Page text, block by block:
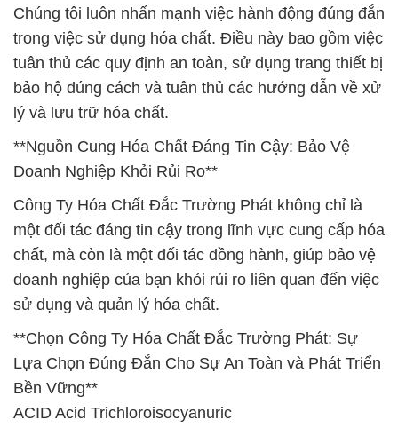
Chúng tôi luôn nhấn mạnh việc hành động đúng đắn
trong việc sử dụng hóa chất. Điều này bao gồm việc
tuân thủ các quy định an toàn, sử dụng trang thiết bị
bảo hộ đúng cách và tuân thủ các hướng dẫn về xử
lý và lưu trữ hóa chất.
**Nguồn Cung Hóa Chất Đáng Tin Cậy: Bảo Vệ
Doanh Nghiệp Khỏi Rủi Ro**
Công Ty Hóa Chất Đắc Trường Phát không chỉ là
một đối tác đáng tin cậy trong lĩnh vực cung cấp hóa
chất, mà còn là một đối tác đồng hành, giúp bảo vệ
doanh nghiệp của bạn khỏi rủi ro liên quan đến việc
sử dụng và quản lý hóa chất.
**Chọn Công Ty Hóa Chất Đắc Trường Phát: Sự
Lựa Chọn Đúng Đắn Cho Sự An Toàn và Phát Triển
Bền Vững**
ACID Acid Trichloroisocyanuric